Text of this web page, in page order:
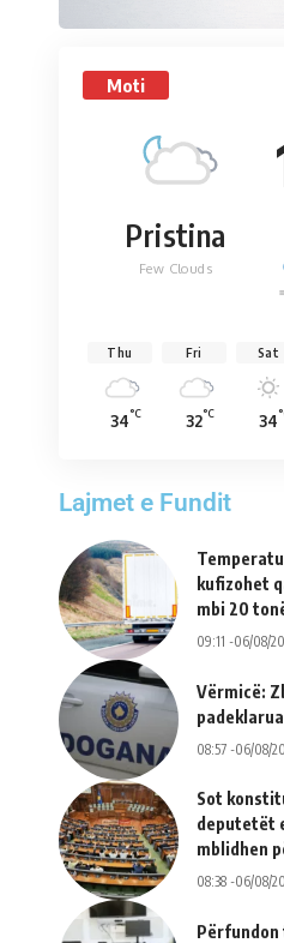
Moti
Pristina
Few Clouds
Thu
34°C
Fri
32°C
Sat
34
Lajmet e Fundit
kufizohet
mbi 20
09:11 -06/08/
Vërmicë:
08:57 -06/08/
Sot
deputetët
mblidhen
08:38 -06/08/